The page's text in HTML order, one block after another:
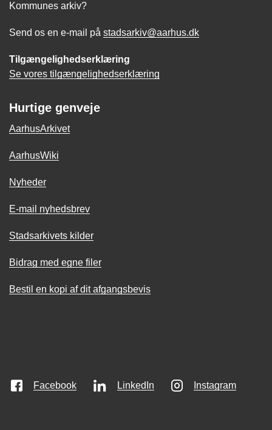
Kommunes arkiv?
Send os en e-mail på stadsarkiv@aarhus.dk
Tilgængelighedserklæring
Se vores tilgængelighedserklæring
Hurtige genveje
AarhusArkivet
AarhusWiki
Nyheder
E-mail nyhedsbrev
Stadsarkivets kilder
Bidrag med egne filer
Bestil en kopi af dit afgangsbevis
Facebook LinkedIn Instagram